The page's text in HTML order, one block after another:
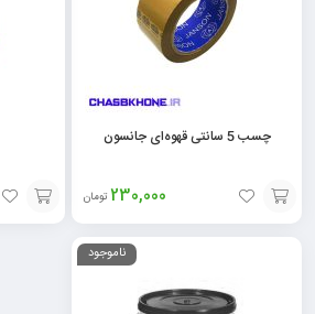
چسب 5 سانتی قهوه‌ای جانسون
230,000 تومان
افزودن
افزودن
ناموجود